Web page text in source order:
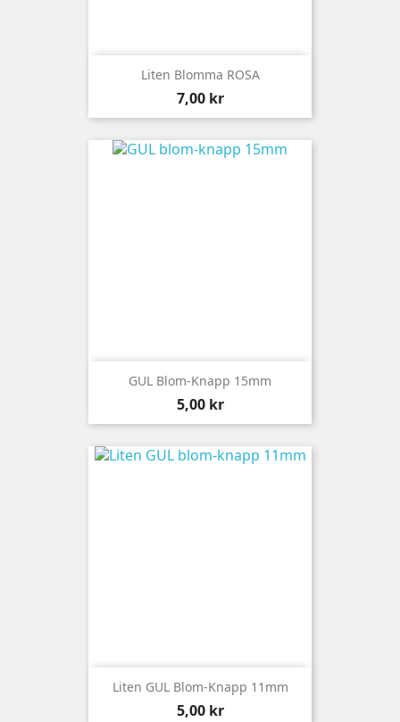
Liten Blomma ROSA
Pris
7,00 kr
GUL Blom-Knapp 15mm
Pris
5,00 kr
Liten GUL Blom-Knapp 11mm
Pris
5,00 kr